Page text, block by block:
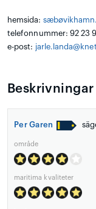
hemsida:
telefonnummer: 92 23
e-post:
Per Garen
område
maritima kvaliteter